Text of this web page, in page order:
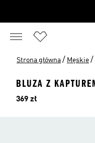
Strona główna / Męskie /
BLUZA Z
Cena
369 zł